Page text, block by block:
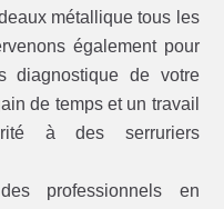
métallique tous les
également pour
diagnostique de votre
de temps et un travail
à des serruriers
professionnels en